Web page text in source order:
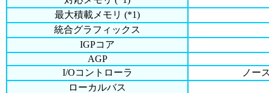
最大積載メモリ (*1)
統合グラフィックス
IGPコア
AGP
I/Oコントローラ
ノー
ローカルバス